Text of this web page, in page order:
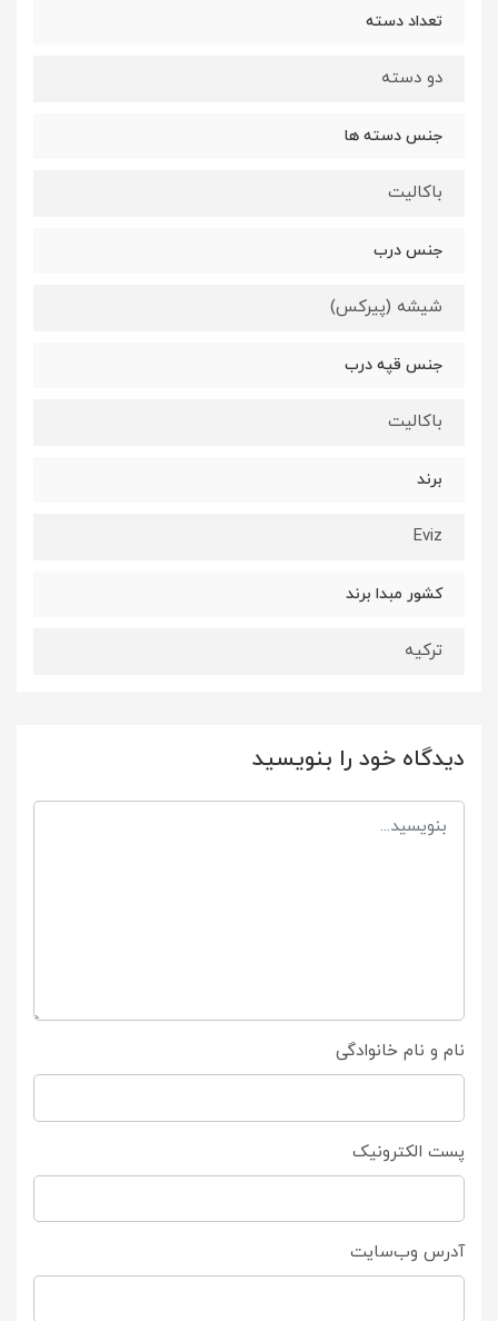
تعداد دسته
دو دسته
جنس دسته ها
باکالیت
جنس درب
شیشه (پیرکس)
جنس قپه درب
باکالیت
برند
Eviz
کشور مبدا برند
ترکیه
دیدگاه خود را بنویسید
نام و نام خانوادگی
پست الکترونیک
آدرس وب‌سایت